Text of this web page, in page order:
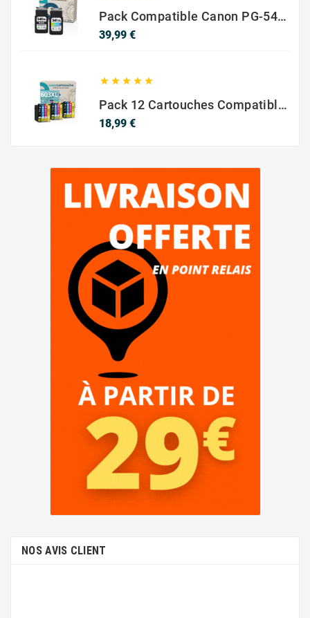
Pack Compatible Canon PG-540 XL / CL-541 XL – Noir & Couleur – Haute Capacité
39,99 €Prix
    
Pack 12 Cartouches Compatible EPSON 603XL
18,99 €Prix
NOS AVIS CLIENT